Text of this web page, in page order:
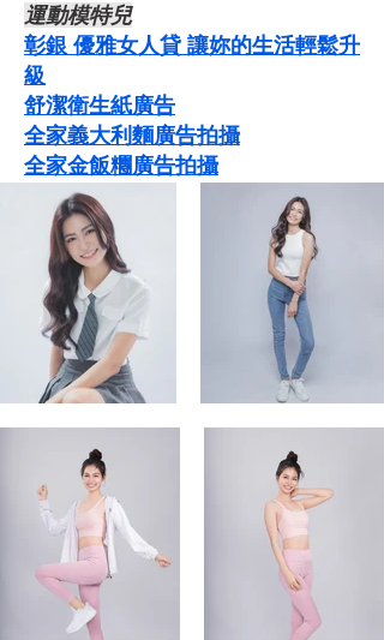
運動模特兒
彰銀 優雅女人貸 讓妳的生活輕鬆升
級
舒潔衛生紙廣告
​​全家義大利麵廣告拍攝
​全家金飯糰廣告拍攝